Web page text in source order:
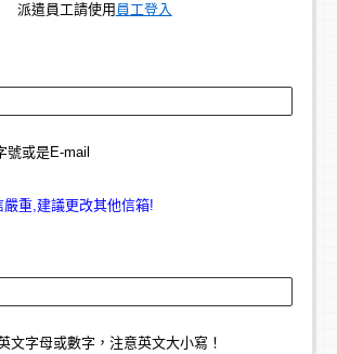
派遣員工請使用 員工登入
號或是E-mail
嚴重,建議更改其他信箱!
文字母或數字，注意英文大小寫！